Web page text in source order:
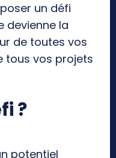
un défi
devienne la
de toutes vos
tous vos projets
?
potentiel